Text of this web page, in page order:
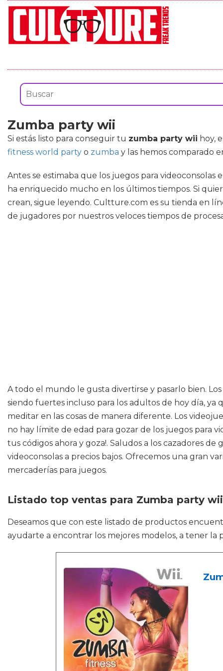
Zumba party wii
Si estás listo para conseguir tu zumba party wii hoy,
fitness world party o zumba y las hemos comparado
Antes se estimaba que los juegos para
ha enriquecido mucho en los últimos tiempos. Si
crean, sigue leyendo. Cultture.com es su tienda en
de jugadores por nuestros veloces tiempos de
A todo el mundo le gusta divertirse y pasarlo bien.
siendo fuertes incluso para los adultos de hoy día, ya
meditar en las cosas de manera diferente. Los
no hay límite de edad para gozar de los juegos para
tus códigos ahora y goza!. Saludos a los cazadores
videoconsolas a precios bajos. Ofrecemos una gran
mercaderías para juegos.
Listado top ventas para Zumba party wii
Deseamos que con este listado de productos
ayudarte a encontrar los mejores modelos, a tener la